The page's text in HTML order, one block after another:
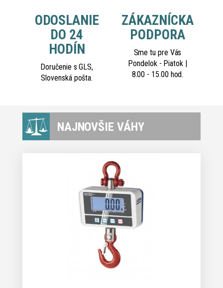
ODOSLANIE
DO 24
HODÍN
Doručenie s GLS,
Slovenská pošta.
ZÁKAZNÍCKA
PODPORA
Sme tu pre Vás
Pondelok - Piatok |
8.00 - 15.00 hod.
NAJNOVŠIE VÁHY